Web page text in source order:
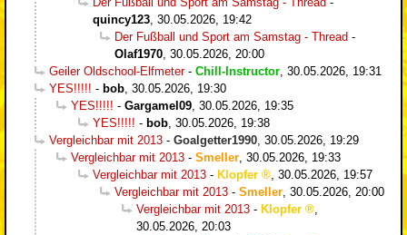
quincy123, 30.05.2026, 19:42
Der Fußball und Sport am Samstag - Thread -
Olaf1970, 30.05.2026, 20:00
Geiler Oldschool-Elfmeter- Chill-Instructor, 30.05.2026, 19:31
YES!!!!! - bob, 30.05.2026, 19:30
YES!!!!! - Gargamel09, 30.05.2026, 19:35
YES!!!!! - bob, 30.05.2026, 19:38
Vergleichbar mit 2013 - Goalgetter1990, 30.05.2026, 19:29
Vergleichbar mit 2013 - Smeller, 30.05.2026, 19:33
Vergleichbar mit 2013 - Klopfer , 30.05.2026, 19:57
Vergleichbar mit 2013 - Smeller, 30.05.2026, 20:00
Vergleichbar mit 2013 - Klopfer
,
30.05.2026, 20:03